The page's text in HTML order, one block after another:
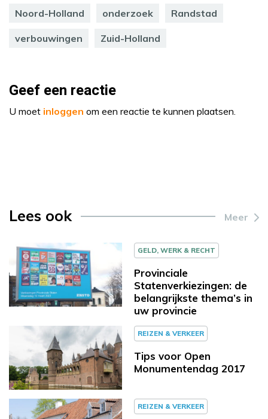
Noord-Holland onderzoek Randstad
verbouwingen Zuid-Holland
Geef een reactie
U moet inloggen om een reactie te kunnen plaatsen.
Lees ook Meer
GELD, WERK & RECHT
Provinciale
Statenverkiezingen: de
belangrijkste thema’s in
uw provincie
REIZEN & VERKEER
Tips voor Open
Monumentendag 2017
REIZEN & VERKEER